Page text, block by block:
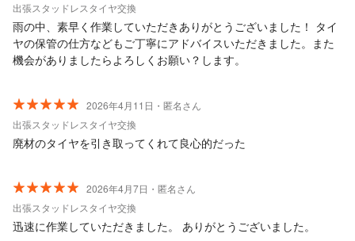
出張スタッドレスタイヤ交換
雨の中、素早く作業していただきありがとうございました！ タイ
ヤの保管の仕方などもご丁寧にアドバイスいただきました。また
機会がありましたらよろしくお願い？します。
2026年4月11日・匿名さん
出張スタッドレスタイヤ交換
廃材のタイヤを引き取ってくれて良心的だった
2026年4月7日・匿名さん
出張スタッドレスタイヤ交換
迅速に作業していただきました。 ありがとうございました。